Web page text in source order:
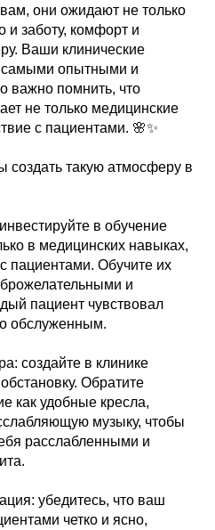
они ожидают не только
и заботу, комфорт и
Ваши клинические
самыми опытными и
важно помнить, что
не только медицинские
с пациентами. 🌸✨
создать такую атмосферу в
в обучение
в медицинских навыках,
пациентами. Обучите их
и
пациент чувствовал
обслуженным.
создайте в клинике
Обратите
как удобные кресла,
музыку, чтобы
расслабленными и
убедитесь, что ваш
четко и ясно,